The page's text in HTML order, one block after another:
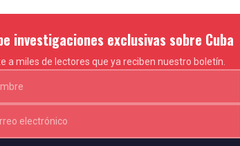
investigaciones exclusivas sobre Cuba
a miles de lectores que ya reciben nuestro boletín.